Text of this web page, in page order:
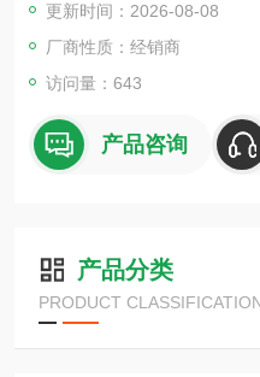
更新时间：2026-08-08
厂商性质：经销商
访问量：643
产品咨询
产品分类
PRODUCT